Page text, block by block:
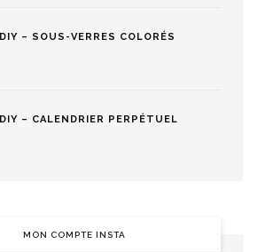
DIY – SOUS-VERRES COLORÉS
DIY – CALENDRIER PERPÉTUEL
MON COMPTE INSTA